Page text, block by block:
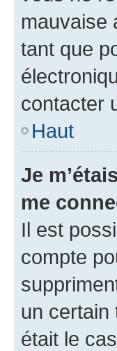
mauvaise
tant que
contacter
Haut
Je
me
Il est
compte
un certain
était le